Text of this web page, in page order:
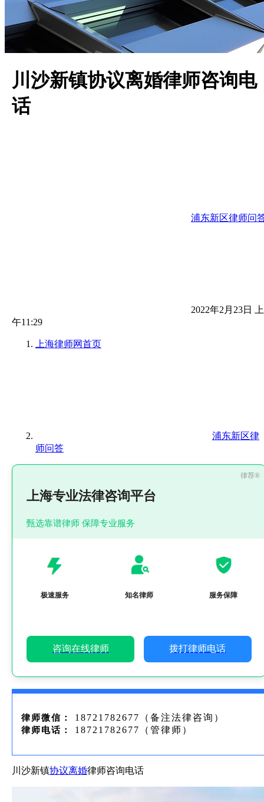
川沙新镇协议离婚律师咨询电
话
浦东新区律师问
2022年2月23日 上
午11:29
上海律师网首页
浦东新区律
师问答
上海专业法律咨询平台
甄选靠谱律师 保障专业服务
极速服务 知名律师 服务保障
咨询在线律师 拨打律师电话
律师微信： 18721782677（备注法律咨询）
律师电话： 18721782677（管律师）
川沙新镇协议离婚律师咨询电话